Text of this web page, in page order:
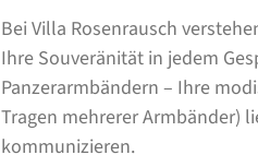
Bei Villa Rosenrausch
Ihre Souveränität in jedem
Panzerarmbändern – Ihre
Tragen mehrerer Armbänder)
kommunizieren.